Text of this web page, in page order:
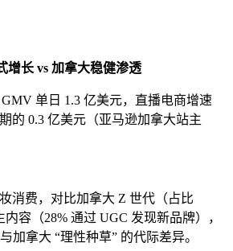
增长 vs 加拿大稳健渗透
单日 1.3 亿美元，直播电商增速
的 0.3 亿美元（亚马逊加拿大站主
消费，对比加拿大 Z 世代（占比
容（28% 通过 UGC 发现新品牌），
加拿大 “理性种草” 的代际差异。